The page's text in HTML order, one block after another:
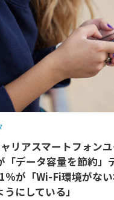
リアスマートフォン
「データ容量を節約」
％が「Wi-Fi環境がな
にしている」